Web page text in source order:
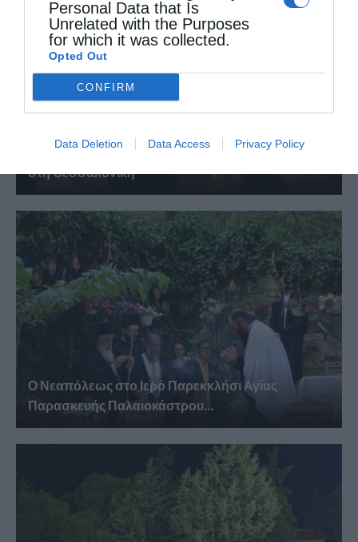
Personal Data that Is
Unrelated with the Purposes
for which it was collected.
Opted Out
CONFIRM
Data Deletion Data Access Privacy Policy
Η πανήγυρις της Μεταμορφώσεως του Σωτήρος
στη Θεσσαλονίκη
Ο Νεαπόλεως στο Ιερό Παρεκκλήσι Αγίας
Παρασκευής Παλαιοκάστρου...